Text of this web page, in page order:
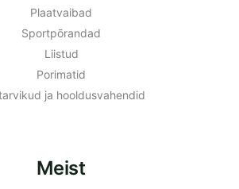
Plaatvaibad
Sportpõrandad
Liistud
Porimatid
ja hooldusvahendid
Meist